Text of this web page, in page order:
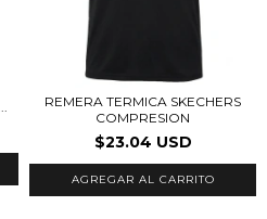
REMERA TERMICA SKECHERS
COMPRESION
$23.04 USD
AGREGAR AL CARRITO